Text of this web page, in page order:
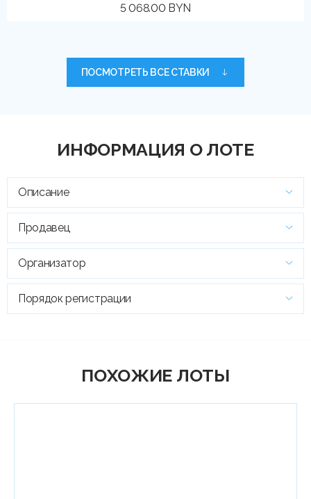
5 068.00 BYN
ПОСМОТРЕТЬ ВСЕ СТАВКИ
ИНФОРМАЦИЯ О ЛОТЕ
Описание
Продавец
Организатор
Порядок регистрации
ПОХОЖИЕ ЛОТЫ